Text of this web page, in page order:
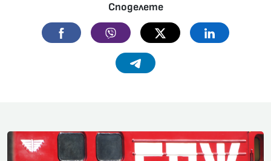
Споделете
Facebook Viber Twitter Linkedin
Telegram